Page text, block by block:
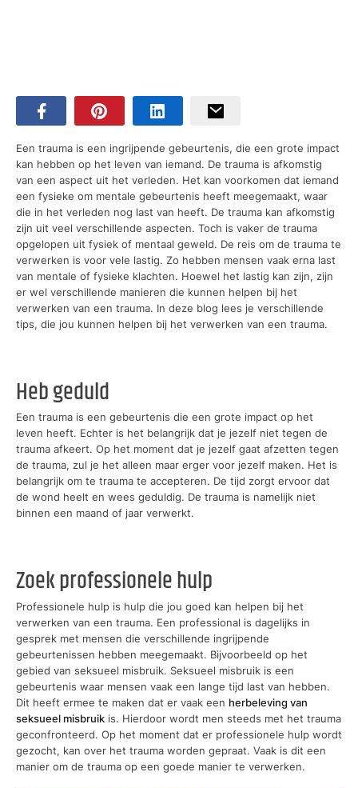
Een trauma is een ingrijpende gebeurtenis, die een grote impact
kan hebben op het leven van iemand. De trauma is afkomstig
van een aspect uit het verleden. Het kan voorkomen dat iemand
een fysieke om mentale gebeurtenis heeft meegemaakt, waar
die in het verleden nog last van heeft. De trauma kan afkomstig
zijn uit veel verschillende aspecten. Toch is vaker de trauma
opgelopen uit fysiek of mentaal geweld. De reis om de trauma te
verwerken is voor vele lastig. Zo hebben mensen vaak erna last
van mentale of fysieke klachten. Hoewel het lastig kan zijn, zijn
er wel verschillende manieren die kunnen helpen bij het
verwerken van een trauma. In deze blog lees je verschillende
tips, die jou kunnen helpen bij het verwerken van een trauma.
Heb geduld
Een trauma is een gebeurtenis die een grote impact op het
leven heeft. Echter is het belangrijk dat je jezelf niet tegen de
trauma afkeert. Op het moment dat je jezelf gaat afzetten tegen
de trauma, zul je het alleen maar erger voor jezelf maken. Het is
belangrijk om te trauma te accepteren. De tijd zorgt ervoor dat
de wond heelt en wees geduldig. De trauma is namelijk niet
binnen een maand of jaar verwerkt.
Zoek professionele hulp
Professionele hulp is hulp die jou goed kan helpen bij het
verwerken van een trauma. Een professional is dagelijks in
gesprek met mensen die verschillende ingrijpende
gebeurtenissen hebben meegemaakt. Bijvoorbeeld op het
gebied van seksueel misbruik. Seksueel misbruik is een
gebeurtenis waar mensen vaak een lange tijd last van hebben.
Dit heeft ermee te maken dat er vaak een herbeleving van
seksueel misbruik is. Hierdoor wordt men steeds met het trauma
geconfronteerd. Op het moment dat er professionele hulp wordt
gezocht, kan over het trauma worden gepraat. Vaak is dit een
manier om de trauma op een goede manier te verwerken.